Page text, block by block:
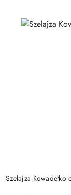
Szelajza